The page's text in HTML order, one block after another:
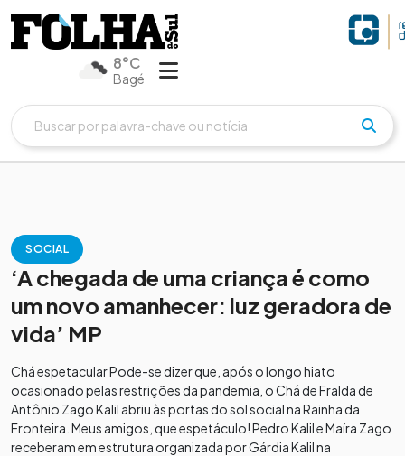
8°C
Bagé
SOCIAL
‘A chegada de uma criança é como
um novo amanhecer: luz geradora de
vida’ MP
Chá espetacular Pode-se dizer que, após o longo hiato
ocasionado pelas restrições da pandemia, o Chá de Fralda de
Antônio Zago Kalil abriu às portas do sol social na Rainha da
Fronteira. Meus amigos, que espetáculo! Pedro Kalil e Maíra Zago
receberam em estrutura organizada por Gárdia Kalil na